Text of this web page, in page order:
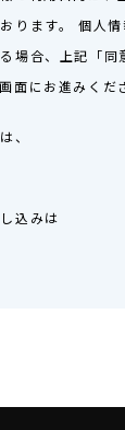
ります。 個人情
場合、上記「同
面にお進みくだ
、
込みは